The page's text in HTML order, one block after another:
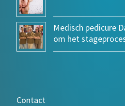
Medisch pedicure
om het
Contact